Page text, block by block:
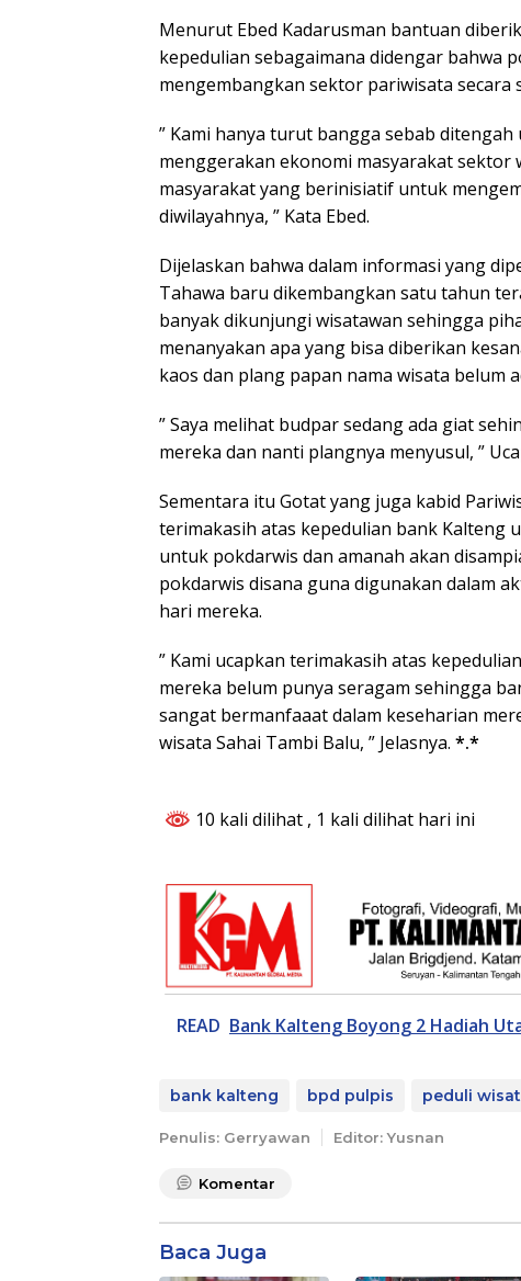
Menurut Ebed Kadarusman bantuan
kepedulian sebagaimana didengar bahwa
mengembangkan sektor pariwisata secara
” Kami hanya turut bangga sebab
menggerakan ekonomi masyarakat sektor
masyarakat yang berinisiatif untuk
diwilayahnya, ” Kata Ebed.
Dijelaskan bahwa dalam informasi yang
Tahawa baru dikembangkan satu tahun
banyak dikunjungi wisatawan sehingga
menanyakan apa yang bisa diberikan
kaos dan plang papan nama wisata belum
” Saya melihat budpar sedang ada giat
mereka dan nanti plangnya menyusul, ”
Sementara itu Gotat yang juga kabid
terimakasih atas kepedulian bank Kalteng
untuk pokdarwis dan amanah akan
pokdarwis disana guna digunakan dalam
hari mereka.
” Kami ucapkan terimakasih atas
mereka belum punya seragam sehingga
sangat bermanfaaat dalam keseharian
wisata Sahai Tambi Balu, ” Jelasnya. *.*
10 kali dilihat , 1 kali dilihat hari ini
READ Bank Kalteng Boyong 2 Hadiah
bank kalteng bpd pulpis peduli
Penulis: Gerryawan Editor: Yusnan
Komentar
Baca Juga